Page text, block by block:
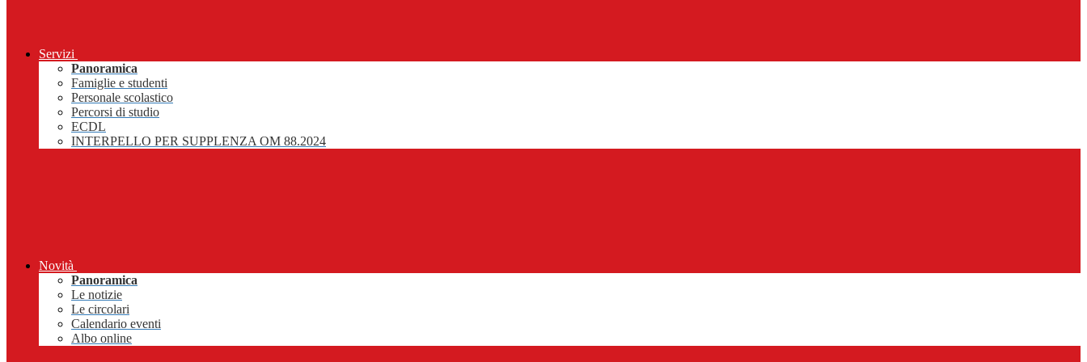
Servizi
Panoramica
Famiglie e studenti
Personale scolastico
Percorsi di studio
ECDL
INTERPELLO PER SUPPLENZA OM 88.2024
Novità
Panoramica
Le notizie
Le circolari
Calendario eventi
Albo online